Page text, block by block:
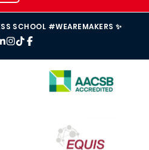
SCHOOL #WEAREMAKERS ✨